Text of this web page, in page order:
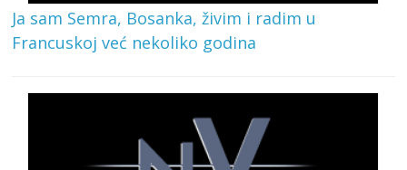
Ja sam Semra, Bosanka, živim i radim u
Francuskoj već nekoliko godina